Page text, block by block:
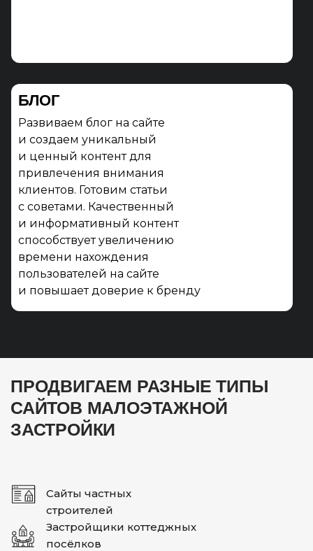
БЛОГ
Развиваем блог на сайте
и создаем уникальный
и ценный контент для
привлечения внимания
клиентов. Готовим статьи
с советами. Качественный
и информативный контент
способствует увеличению
времени нахождения
пользователей на сайте
и повышает доверие к бренду
ПРОДВИГАЕМ РАЗНЫЕ ТИПЫ
САЙТОВ МАЛОЭТАЖНОЙ
ЗАСТРОЙКИ
Сайты частных
строителей
Застройщики коттеджных
посёлков